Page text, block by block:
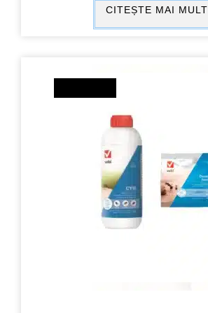
CITEȘTE MAI MULT